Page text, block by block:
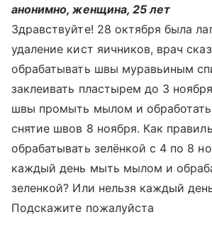
анонимно, женщина, 25 лет
Здравствуйте! 28 октября была
удаление кист яичников, врач
обрабатывать швы муравьиным
заклеивать пластырем до 3
швы промыть мылом и обработать
снятие швов 8 ноября. Как
обрабатывать зелёнкой с 4 по 8
каждый день мыть мылом и
зеленкой? Или нельзя каждый
Подскажите пожалуйста